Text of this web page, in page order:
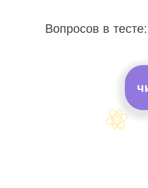
Вопросов в